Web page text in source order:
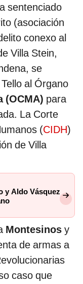
sentenciado
(asociación
conexo al
Villa Stein,
se
al Órgano
(OCMA) para
La Corte
(CIDH)
de Villa
y Aldo Vásquez
Montesinos y
de armas a
caso que